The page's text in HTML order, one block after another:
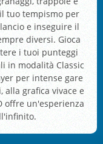
tuo tempismo per
e inseguire il
diversi. Gioca
i tuoi punteggi
in modalità Classic
per intense gare
alla grafica vivace e
offre un'esperienza